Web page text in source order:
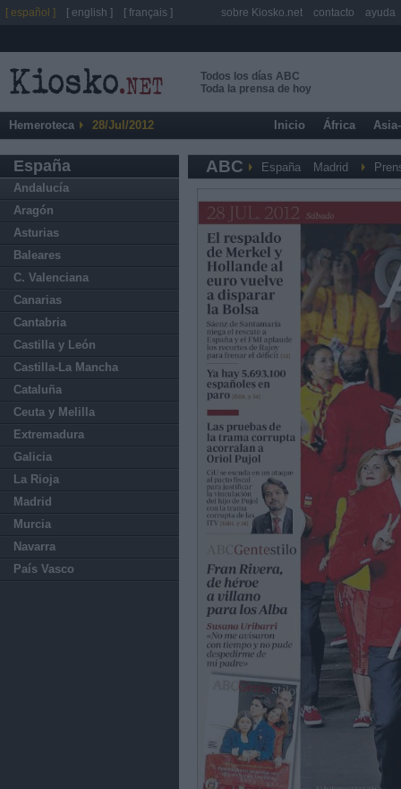
Todos los días ABC
Toda la prensa de hoy
Hemeroteca 28/Jul/2012 Inicio África
España
Andalucía
Aragón
Asturias
Baleares
C. Valenciana
Canarias
Cantabria
Castilla y León
Castilla-La Mancha
Cataluña
Ceuta y Melilla
Extremadura
Galicia
La Rioja
Madrid
Murcia
Navarra
País Vasco
ABC España Madrid
[ español ] [ english ] [ français ] sobre Kiosko.net contacto ayuda